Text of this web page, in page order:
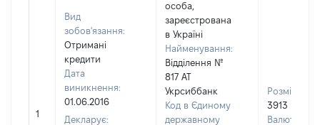
1
Вид
зобов'язання:
Отримані
кредити
Дата
виникнення:
01.06.2016
Декларує:
особа,
зареєстрована
в Україні
Найменування:
Відділення №
817 АТ
Укрсиббанк
Код в Єдиному
державному
Розмір:
3913
Валюта: